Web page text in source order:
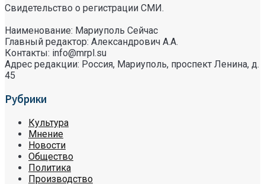
Свидетельство о регистрации СМИ.
Наименование: Мариуполь Сейчас
Главный редактор: Александрович А.А.
Контакты: info@mrpl.su
Адрес редакции: Россия, Мариуполь, проспект Ленина, д.
45
Рубрики
Культура
Мнение
Новости
Общество
Политика
Производство